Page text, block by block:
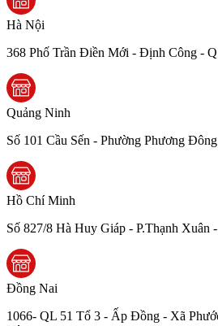
Hà Nội
368 Phố Trần Điền Mới - Định Công -
Quảng Ninh
Số 101 Cầu Sến - Phường Phương
Hồ Chí Minh
Số 827/8 Hà Huy Giáp - P.Thạnh Xuân
Đồng Nai
1066- QL 51 Tổ 3 - Ấp Đồng - Xã